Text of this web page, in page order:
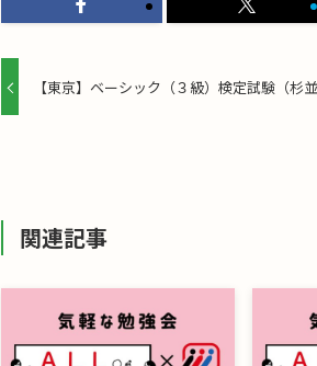
【東京】ベーシック（３級）検定試験（杉
関連記事